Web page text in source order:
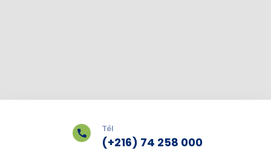
Tél
(+216) 74 258 000